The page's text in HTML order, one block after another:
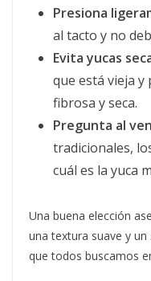
Presiona
al tacto y no
Evita yucas
que está vieja
fibrosa y seca.
Pregunta al
tradicionales,
cuál es la yuca
Una buena elección
una textura suave y
que todos buscamos